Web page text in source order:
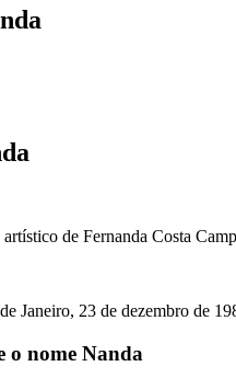
de Fernanda Costa
Janeiro, 23 de dezembro de
o nome Nanda